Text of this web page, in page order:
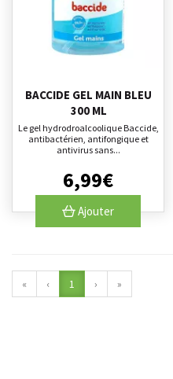
BACCIDE GEL MAIN BLEU
300 ML
Le gel hydrodroalcoolique Baccide,
antibactérien, antifongique et
antivirus sans...
6,99€
Ajouter
« ‹ 1 › »